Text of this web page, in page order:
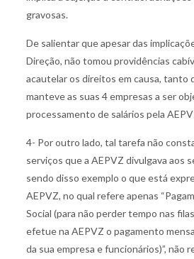
gravosas.
De salientar que apesar das
Direção, não tomou providências
acautelar os direitos em causa, tanto
manteve as suas 4 empresas a ser
processamento de salários pela
4- Por outro lado, tal tarefa não
serviços que a AEPVZ divulgava aos
sendo disso exemplo o que está
AEPVZ, no qual refere apenas
Social (para não perder tempo nas
efetue na AEPVZ o pagamento
da sua empresa e funcionários)”, não